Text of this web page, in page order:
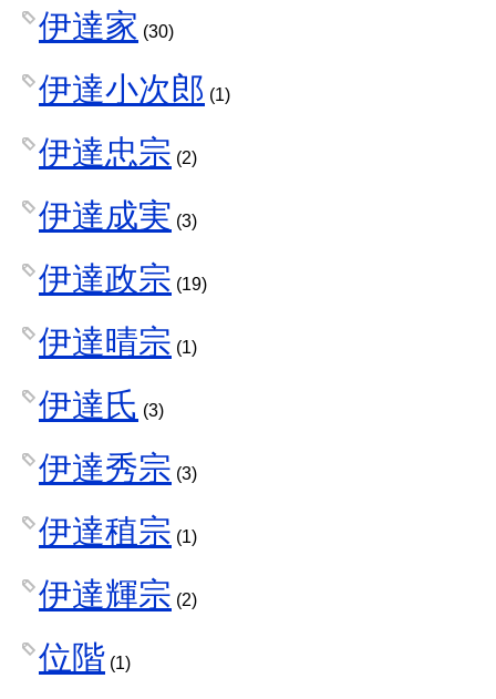
伊達家 (30)
伊達小次郎 (1)
伊達忠宗 (2)
伊達成実 (3)
伊達政宗 (19)
伊達晴宗 (1)
伊達氏 (3)
伊達秀宗 (3)
伊達稙宗 (1)
伊達輝宗 (2)
位階 (1)